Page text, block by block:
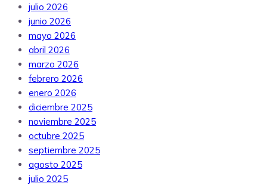
julio 2026
junio 2026
mayo 2026
abril 2026
marzo 2026
febrero 2026
enero 2026
diciembre 2025
noviembre 2025
octubre 2025
septiembre 2025
agosto 2025
julio 2025